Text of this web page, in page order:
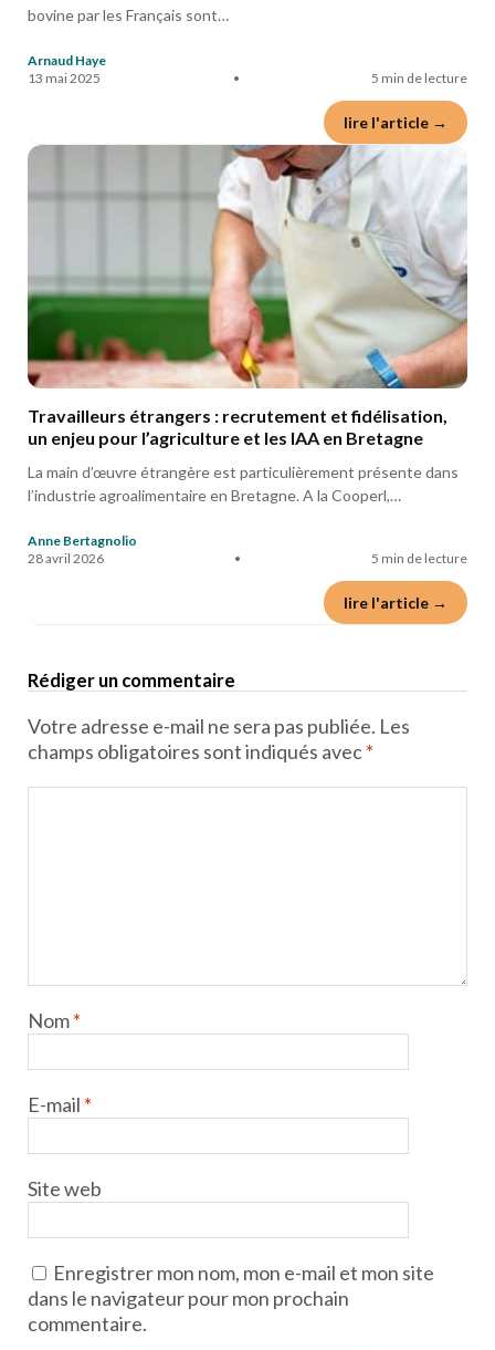
bovine par les Français sont…
Arnaud Haye
13 mai 2025
• 5 min de lecture
lire l'article →
Travailleurs étrangers : recrutement et fidélisation,
un enjeu pour l’agriculture et les IAA en Bretagne
La main d’œuvre étrangère est particulièrement présente dans
l’industrie agroalimentaire en Bretagne. A la Cooperl,…
Anne Bertagnolio
28 avril 2026
• 5 min de lecture
lire l'article →
Rédiger un commentaire
Votre adresse e-mail ne sera pas publiée. Les
champs obligatoires sont indiqués avec*
Nom*
E-mail *
Site web
Enregistrer mon nom, mon e-mail et mon site
dans le navigateur pour mon prochain
commentaire.